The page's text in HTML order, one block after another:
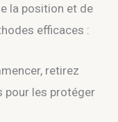
la position et de
efficaces :
retirez
pour les protéger